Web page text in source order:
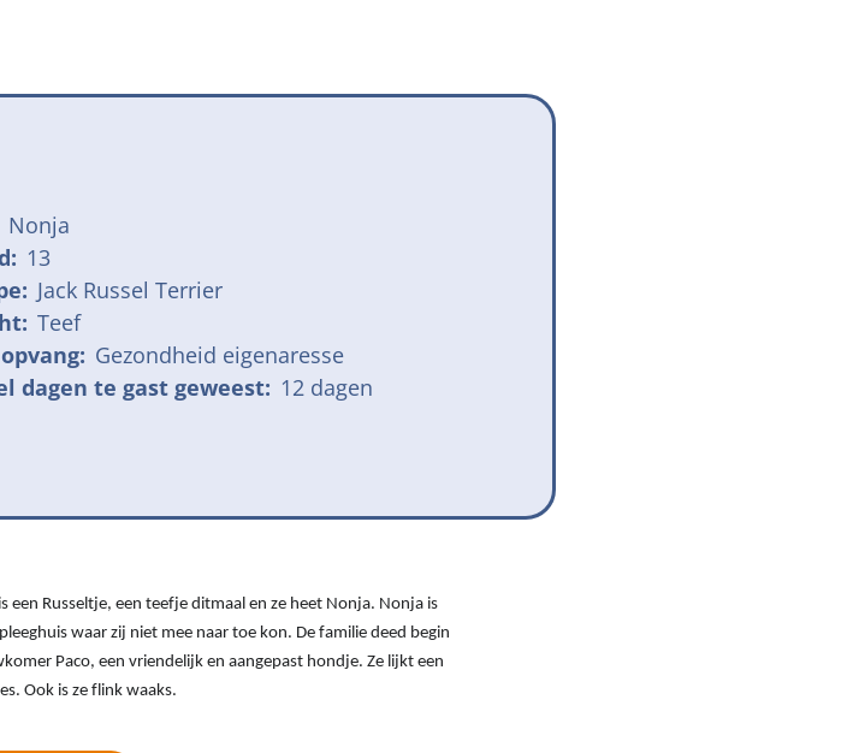
Nonja
13
Jack Russel Terrier
Teef
Gezondheid eigenaresse
dagen te gast geweest: 12 dagen
een Russeltje, een teefje ditmaal en ze heet Nonja. Nonja is
waar zij niet mee naar toe kon. De familie deed begin
Paco, een vriendelijk en aangepast hondje. Ze lijkt een
Ook is ze flink waaks.